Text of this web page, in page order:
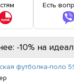
Есть
-10% на
футболка-поло